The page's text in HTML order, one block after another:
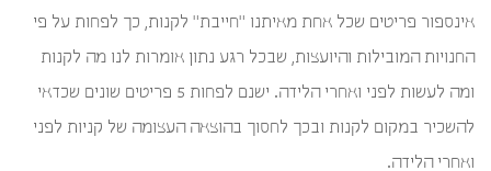
אינספור פריטים שכל אחת מאיתנו "חייבת" לקנות, כך לפחות על פי
החנויות המובילות והיועצות, שבכל רגע נתון אומרות לנו מה לקנות
ומה לעשות לפני ואחרי הלידה. ישנם לפחות 5 פריטים שונים שכדאי
להשכיר במקום לקנות ובכך לחסוך בהוצאה העצומה של קניות לפני
ואחרי הלידה.